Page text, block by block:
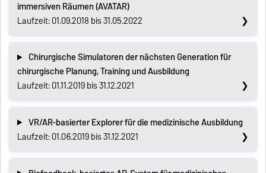
immersiven Räumen (AVATAR)
Laufzeit: 01.09.2018 bis 31.05.2022
Chirurgische Simulatoren der nächsten Generation für
chirurgische Planung, Training und Ausbildung
Laufzeit: 01.11.2019 bis 31.12.2021
VR/AR-basierter Explorer für die medizinische Ausbildung
Laufzeit: 01.06.2019 bis 31.12.2021